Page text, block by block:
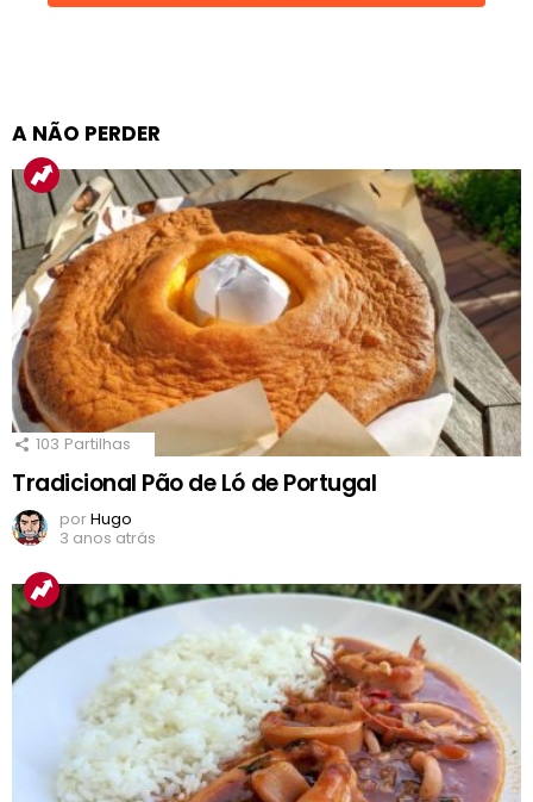
A NÃO PERDER
103 Partilhas
Tradicional Pão de Ló de Portugal
porHugo
3 anos atrás